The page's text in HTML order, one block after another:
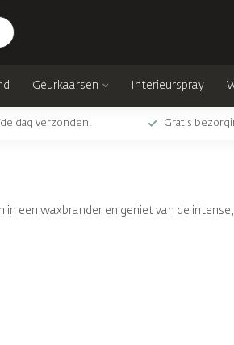
Geurkaarsen Interieurspray
dag verzonden. Gratis
een waxbrander en geniet van de